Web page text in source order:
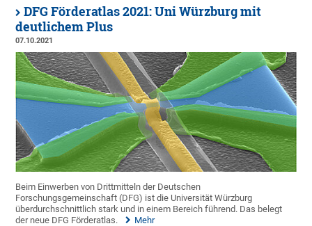
DFG Förderatlas 2021: Uni Würzburg mit
deutlichem Plus
07.10.2021
Beim Einwerben von Drittmitteln der Deutschen
Forschungsgemeinschaft (DFG) ist die Universität Würzburg
überdurchschnittlich stark und in einem Bereich führend. Das belegt
der neue DFG Förderatlas.
Mehr